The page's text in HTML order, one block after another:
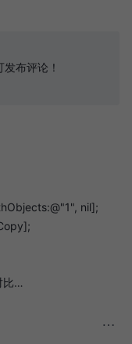
发布评论！
nil];
比